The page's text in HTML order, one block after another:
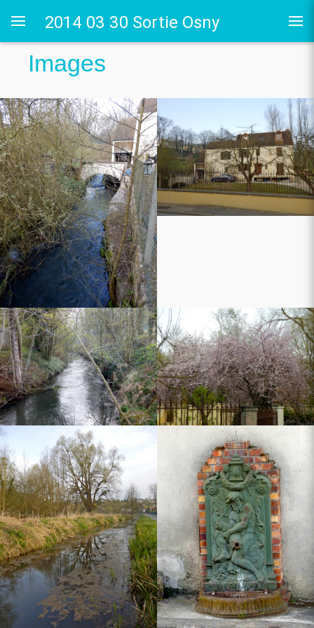
2014 03 30 Sortie Osny
Images